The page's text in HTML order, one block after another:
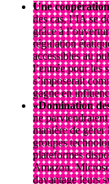
Une
des cas, l’IA se
grâce à
régulation
accessibles au
l’entrée pour les
s’imposerait
gagne en
«Domination
ne
manière de gérer
groupes
plateformes
Amazon,
davantage leurs